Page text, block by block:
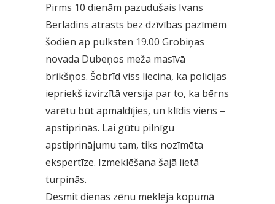
Pirms 10 dienām pazudušais Ivans
Berladins atrasts bez dzīvības pazīmēm
šodien ap pulksten 19.00 Grobiņas
novada Dubeņos meža masīvā
brikšņos. Šobrīd viss liecina, ka policijas
iepriekš izvirzītā versija par to, ka bērns
varētu būt apmaldījies, un klīdis viens –
apstiprinās. Lai gūtu pilnīgu
apstiprinājumu tam, tiks nozīmēta
ekspertīze. Izmeklēšana šajā lietā
turpinās.
Desmit dienas zēnu meklēja kopumā